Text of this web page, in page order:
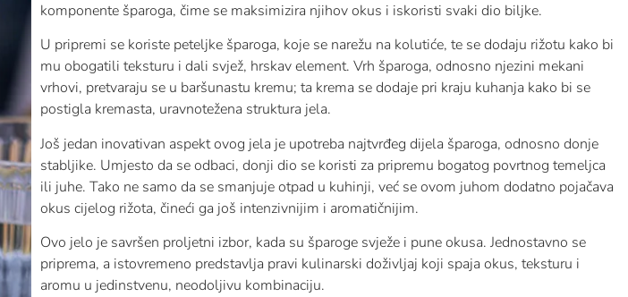
komponente šparoga, čime se maksimizira njihov okus i iskoristi svaki dio biljke.
U pripremi se koriste peteljke šparoga, koje se narežu na kolutiće, te se dodaju rižotu kako bi
mu obogatili teksturu i dali svjež, hrskav element. Vrh šparoga, odnosno njezini mekani
vrhovi, pretvaraju se u baršunastu kremu; ta krema se dodaje pri kraju kuhanja kako bi se
postigla kremasta, uravnotežena struktura jela.
Još jedan inovativan aspekt ovog jela je upotreba najtvrđeg dijela šparoga, odnosno donje
stabljike. Umjesto da se odbaci, donji dio se koristi za pripremu bogatog povrtnog temeljca
ili juhe. Tako ne samo da se smanjuje otpad u kuhinji, već se ovom juhom dodatno pojačava
okus cijelog rižota, čineći ga još intenzivnijim i aromatičnijim.
Ovo jelo je savršen proljetni izbor, kada su šparoge svježe i pune okusa. Jednostavno se
priprema, a istovremeno predstavlja pravi kulinarski doživljaj koji spaja okus, teksturu i
aromu u jedinstvenu, neodoljivu kombinaciju.